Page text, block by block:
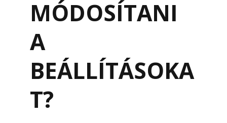
MÓDOSÍTANI
A
BEÁLLÍTÁSOKA
T?